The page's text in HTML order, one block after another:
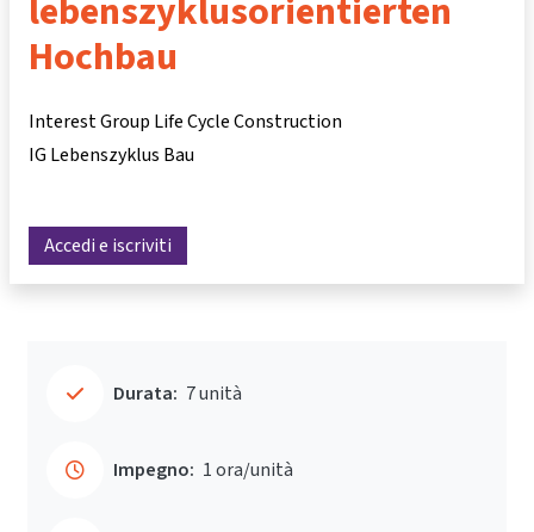
lebenszyklusorientierten
Hochbau
Interest Group Life Cycle Construction
IG Lebenszyklus Bau
Accedi e iscriviti
Durata: 7 unità
Impegno: 1 ora/unità